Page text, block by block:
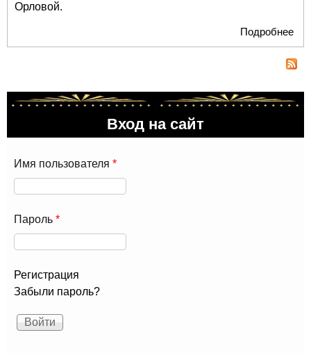
Орловой.
Подробнее
Вход на сайт
Имя пользователя *
Пароль *
Регистрация
Забыли пароль?